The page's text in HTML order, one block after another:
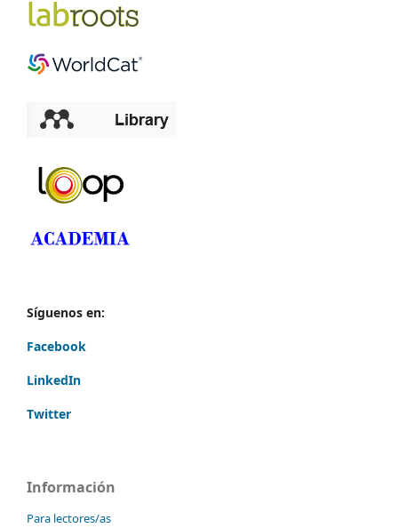
Síguenos en:
Facebook
LinkedIn
Twitter
Información
Para lectores/as